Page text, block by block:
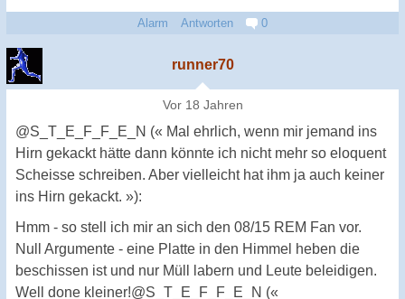
Alarm Antworten 0
runner70
Vor 18 Jahren
@S_T_E_F_F_E_N (« Mal ehrlich, wenn mir jemand ins
Hirn gekackt hätte dann könnte ich nicht mehr so eloquent
Scheisse schreiben. Aber vielleicht hat ihm ja auch keiner
ins Hirn gekackt. »):
Hmm - so stell ich mir an sich den 08/15 REM Fan vor.
Null Argumente - eine Platte in den Himmel heben die
beschissen ist und nur Müll labern und Leute beleidigen.
Well done kleiner!@S_T_E_F_F_E_N («